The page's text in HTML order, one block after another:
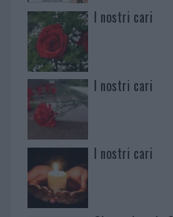
I nostri cari
I nostri cari
I nostri cari